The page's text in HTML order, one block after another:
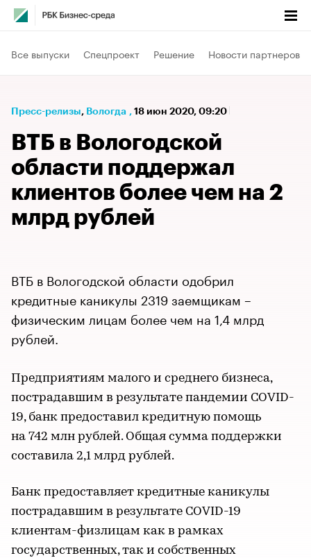
Все выпуски Спецпроект Решение Новости партнеров
Пресс-релизы⁠, Вологда , 18 июн 2020, 09:20
ВТБ в Вологодской
области поддержал
клиентов более чем на 2
млрд рублей
ВТБ в Вологодской области одобрил
кредитные каникулы 2319 заемщикам –
физическим лицам более чем на 1,4 млрд
рублей.
Предприятиям малого и среднего бизнеса,
пострадавшим в результате пандемии COVID-
19, банк предоставил кредитную помощь
на 742 млн рублей. Общая сумма поддержки
составила 2,1 млрд рублей.
Банк предоставляет кредитные каникулы
пострадавшим в результате COVID-19
клиентам-физлицам как в рамках
государственных, так и собственных